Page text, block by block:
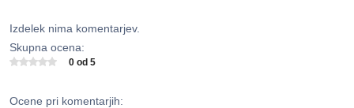
Izdelek nima komentarjev.
Skupna ocena:
0 od 5
Ocene pri komentarjih: